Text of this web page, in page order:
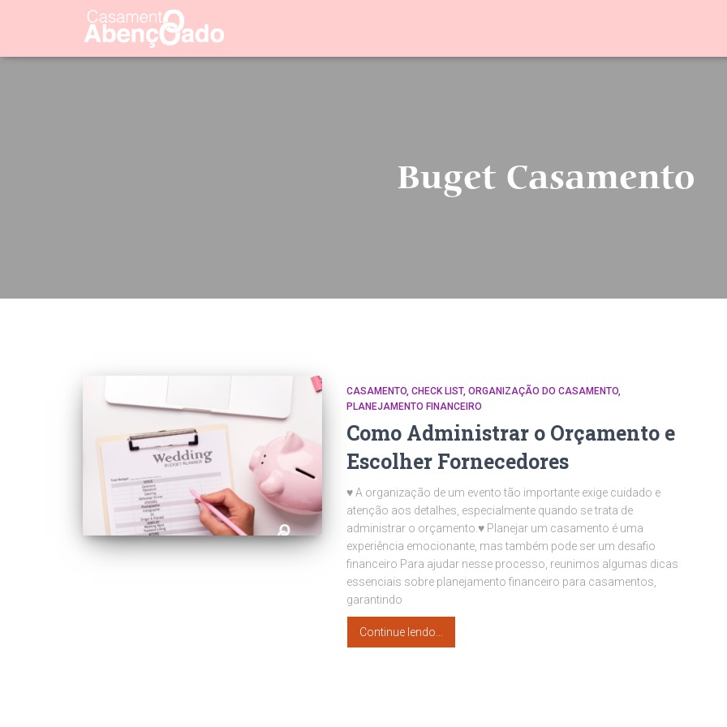
Buget Casamento
CASAMENTO CHECK LIST ORGANIZAÇÃO DO CASAMENTO
PLANEJAMENTO FINANCEIRO
Como Administrar o Orçamento e
Escolher Fornecedores
♥ A organização de um evento tão importante exige cuidado e
atenção aos detalhes, especialmente quando se trata de
administrar o orçamento.♥ Planejar um casamento é uma
experiência emocionante, mas também pode ser um desafio
financeiro Para ajudar nesse processo, reunimos algumas dicas
essenciais sobre planejamento financeiro para casamentos,
garantindo
Continue lendo…